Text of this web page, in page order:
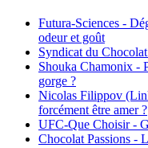
Futura-Sciences -
odeur et goût
Syndicat du
Shouka Chamonix -
gorge ?
Nicolas Filippov
forcément être amer ?
UFC-Que Choisir -
Chocolat Passions -